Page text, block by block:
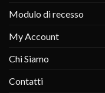
Modulo di recesso
My Account
Chi Siamo
Contatti